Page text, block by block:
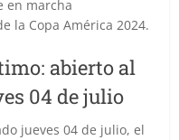
en marcha
la Copa América 2024.
abierto al
04 de julio
jueves 04 de julio, el